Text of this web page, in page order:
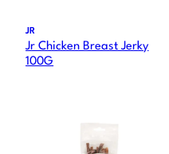
JR
Jr Chicken Breast Jerky
100G